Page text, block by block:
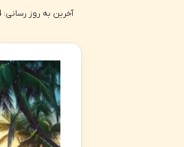
آخرین به روز رسانی: 08/05/1404